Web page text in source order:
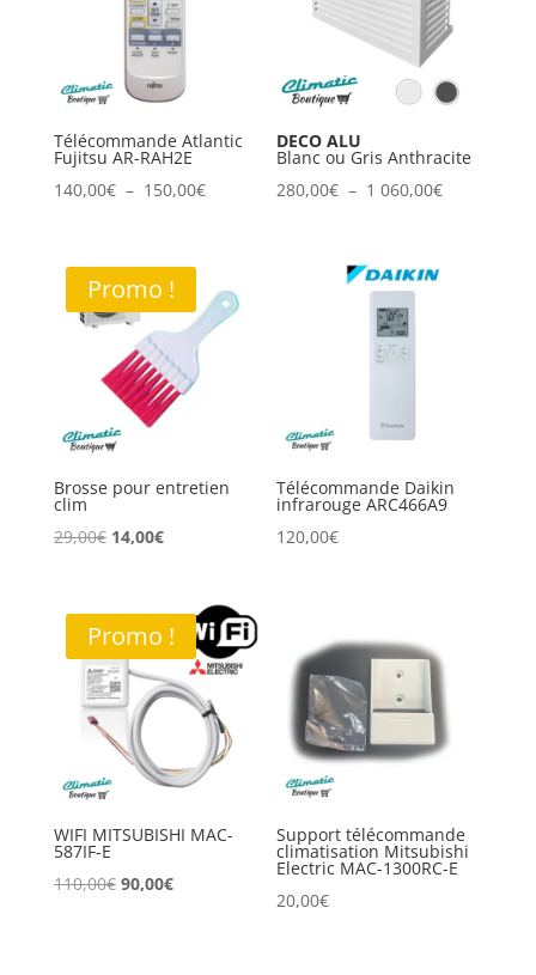
Télécommande Atlantic
Fujitsu AR-RAH2E
140,00€ – 150,00€Plage
à
150,00€
DECO ALU
Blanc ou Gris Anthracite
280,00€ – 1 060,00€Plage
Promo !
Brosse pour entretien
clim
29,00€ Le
était :
29,00€.
14,00€Le
est :
14,00€.
Télécommande Daikin
infrarouge ARC466A9
120,00€
Promo !
WIFI MITSUBISHI MAC-
587IF-E
110,00€ Le
90,00€Le
Support télécommande
climatisation Mitsubishi
Electric MAC-1300RC-E
20,00€